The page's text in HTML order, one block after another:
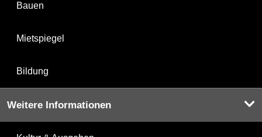
Bauen
Mietspiegel
Bildung
Weitere Informationen